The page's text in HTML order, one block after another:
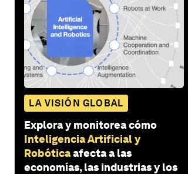
LA VISIÓN GLOBAL
Explora y monitorea cómo
Inteligencia Artificial y
Robóticaafecta a las
economías, las industrias y los